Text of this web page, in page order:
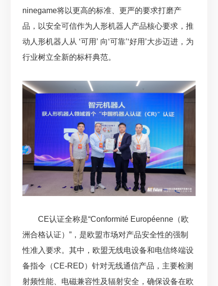
ninegame将以更高的标准、更严的要求打磨产
品，以安全可信作为人形机器人产品核心要求，推
动人形机器人从 ‘可用’ 向‘可靠’‘好用’大步迈进，为
行业树立全新的标杆典范。
CE认证全称是“Conformité Européenne（欧
洲合格认证）”，是欧盟市场对产品安全性的强制
性准入要求。其中，欧盟无线电设备和电信终端设
备指令（CE-RED）针对无线通信产品，主要检测
射频性能、电磁兼容性及辐射安全，确保设备在欧